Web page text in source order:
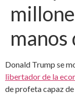
manos
Donald Trump se
libertador de la
de profeta capaz de